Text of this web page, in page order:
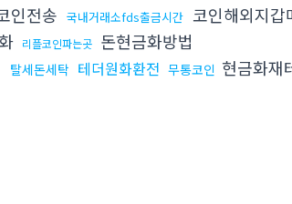
인전송 국내거래소fds출금시간 코인해외지갑
리플코인파는곳 돈현금화방법
탈세돈세탁 테더원화환전 무통코인 현금화재